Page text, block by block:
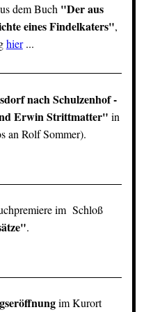
dem Buch "Der aus
eines Findelkaters",
hier...
nach Schulzenhof -
Erwin Strittmatter" in
an Rolf Sommer).
im Schloß
".
im Kurort